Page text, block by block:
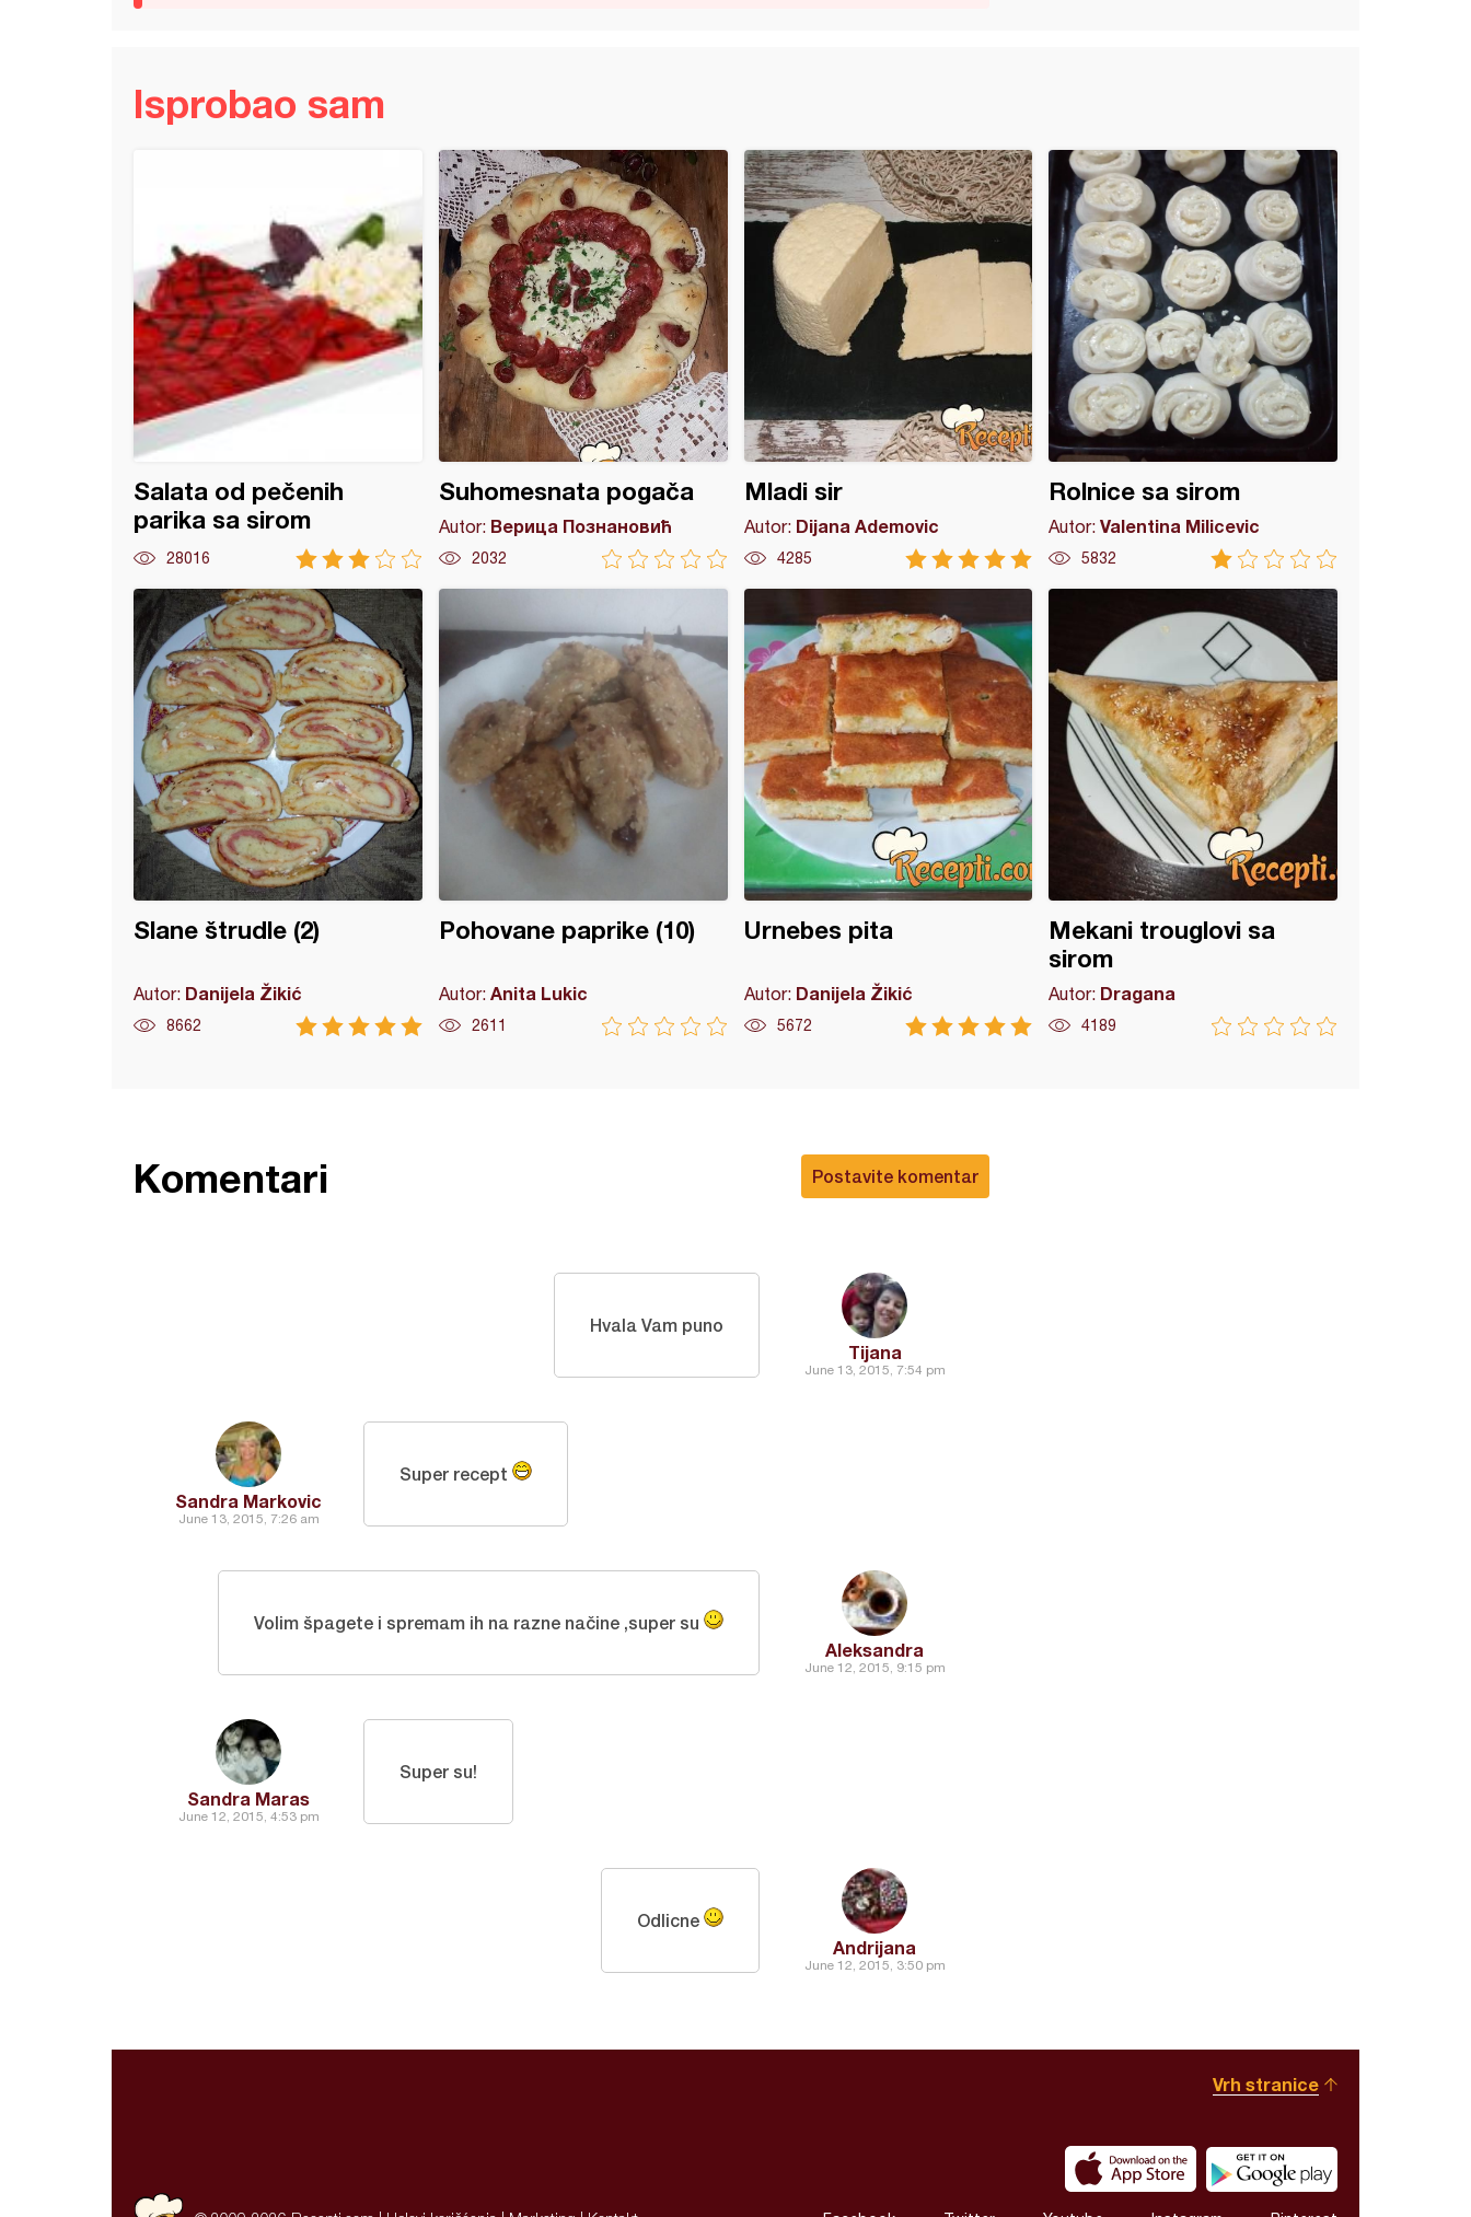
Isprobao sam
Salata od pečenih
parika sa sirom
28016
Suhomesnata pogača
Autor: Верица Познановић
2032
Mladi sir
Autor: Dijana Ademovic
4285
Rolnice sa sirom
Autor:Valentina Milicevic
5832
Slane štrudle (2)
Autor: Danijela Žikić
8662
Pohovane paprike (10)
Autor: Anita Lukic
2611
Urnebes pita
Autor: Danijela Žikić
5672
Mekani trouglovi sa
sirom
Autor: Dragana
4189
trouglovi sa sirom
Postavite komentar
Komentari
Tijana
June 13, 2015, 7:54 pm
Hvala Vam puno
Sandra Markovic
June 13, 2015, 7:26 am
Super recept
Aleksandra
June 12, 2015, 9:15 pm
Volim špagete i spremam ih na razne načine ,super su
Sandra Maras
June 12, 2015, 4:53 pm
Super su!
Andrijana
June 12, 2015, 3:50 pm
Odlicne
Vrh stranice